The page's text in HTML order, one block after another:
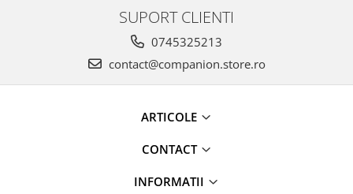
SUPORT CLIENTI
0745325213
contact@companion.store.ro
ARTICOLE
CONTACT
INFORMATII